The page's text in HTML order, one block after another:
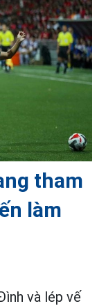
tham
làm
và lép vế